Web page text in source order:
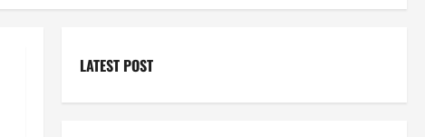
LATEST POST